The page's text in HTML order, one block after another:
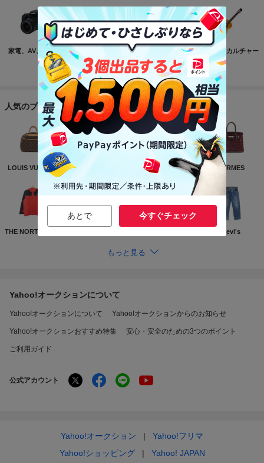
家電、AV、カメラ コンピュータ おもちゃ、ゲーム ホビー、カルチャー
もっと見る
人気のブランド
LOUIS VUITTON CHANEL HERMES
THE NORTH FACE Levi's
もっと見る
Yahoo!オークションについて
Yahoo!オークションについて Yahoo!オークションからのお知らせ
Yahoo!オークションおすすめ特集 安心・安全のための3つのポイント
ご利用ガイド
公式アカウント
Yahoo!オークション
Yahoo!フリマ
Yahoo!ショッピング
Yahoo! JAPAN
あとで 今すぐチェック